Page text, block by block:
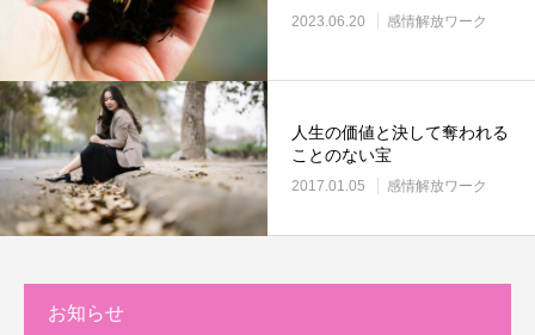
2023.06.20 感情解放ワーク
人生の価値と決して奪われる
ことのない宝
2017.01.05 感情解放ワーク
お知らせ